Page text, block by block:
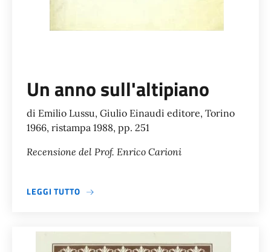
Un anno sull'altipiano
di Emilio Lussu, Giulio Einaudi editore, Torino
1966, ristampa 1988, pp. 251
Recensione del Prof. Enrico Carioni
LEGGI TUTTOA PROPOSITO DI UN ANNO